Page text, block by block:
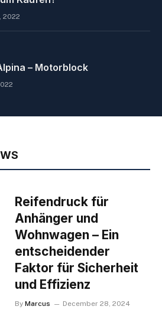
2022
– Motorblock
Reifendruck für
Anhänger und
Wohnwagen – Ein
entscheidender
Faktor für Sicherheit
und Effizienz
By Marcus December 28, 2024